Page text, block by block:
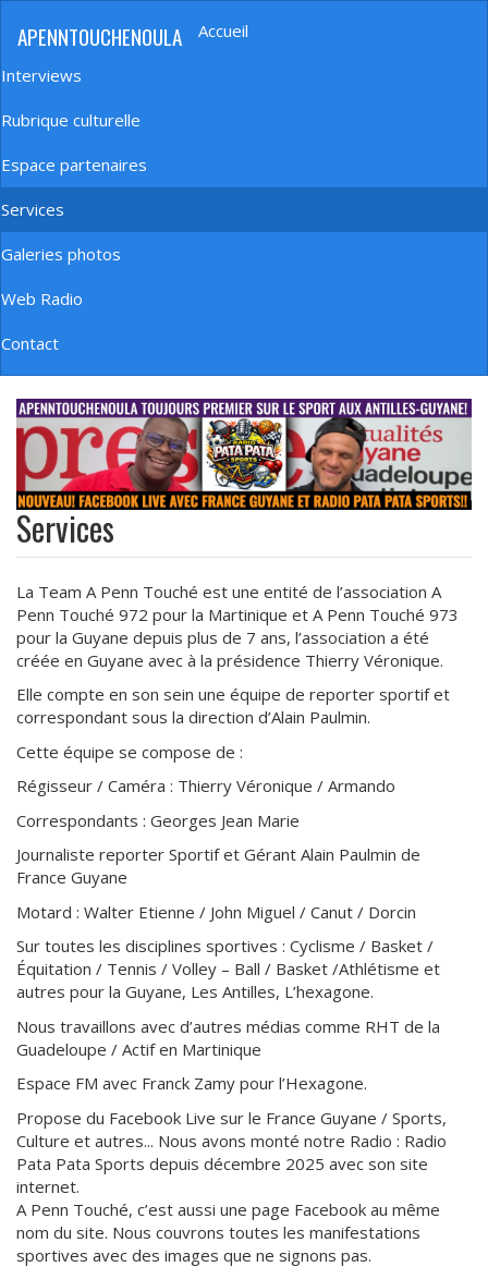
principal
APENNTOUCHENOULA
Navigation
principale
Accueil
Interviews
Rubrique culturelle
Espace partenaires
Services
Galeries photos
Web Radio
Contact
banniere_img
Services
La Team A Penn Touché est une entité de l’association A
Penn Touché 972 pour la Martinique et A Penn Touché 973
pour la Guyane depuis plus de 7 ans, l’association a été
créée en Guyane avec à la présidence Thierry Véronique.
Elle compte en son sein une équipe de reporter sportif et
correspondant sous la direction d’Alain Paulmin.
Cette équipe se compose de :
Régisseur / Caméra : Thierry Véronique / Armando
Correspondants : Georges Jean Marie
Journaliste reporter Sportif et Gérant Alain Paulmin de
France Guyane
Motard : Walter Etienne / John Miguel / Canut / Dorcin
Sur toutes les disciplines sportives : Cyclisme / Basket /
Équitation / Tennis / Volley – Ball / Basket /Athlétisme et
autres pour la Guyane, Les Antilles, L’hexagone.
Nous travaillons avec d’autres médias comme RHT de la
Guadeloupe / Actif en Martinique
Espace FM avec Franck Zamy pour l’Hexagone.
Propose du Facebook Live sur le France Guyane / Sports,
Culture et autres... Nous avons monté notre Radio : Radio
Pata Pata Sports depuis décembre 2025 avec son site
internet.
A Penn Touché, c’est aussi une page Facebook au même
nom du site. Nous couvrons toutes les manifestations
sportives avec des images que ne signons pas.